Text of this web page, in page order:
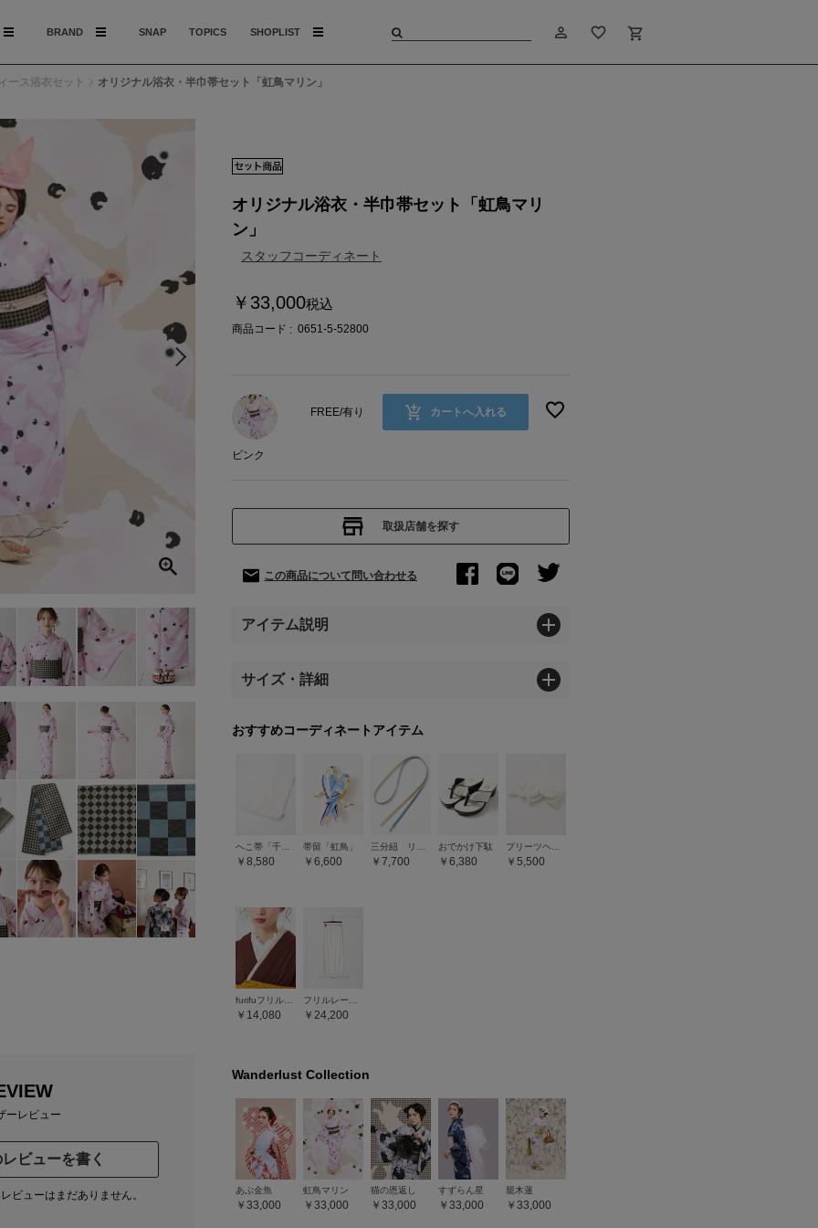
BRAND SNAP TOPICS SHOPLIST person_outline favorite_border shopping_cart
ース浴衣セット オリジナル浴衣・半巾帯セット「虹鳥マリン」
ーレビュー
ビューを書く
ビューはまだありません。
オリジナル浴衣・半巾帯セット「虹鳥マリ
ン」
スタッフコーディネート
￥33,000税込
商品コード 0651-5-52800
ピンク
FREE/有り カートへ入れる
取扱店舗を探す
この商品について問い合わせる
アイテム説明
サイズ・詳細
おすすめコーディネートアイテム
へこ帯「千鳥ヘコ」
8,580
帯留「虹鳥」
6,600 7,700
おでかけ下駄
6,380
プリーツヘッドリボン
5,500
furifuフリルレース半衿
14,080 24,200
Wanderlust Collection
あぶ金魚
33,000
虹鳥マリン
33,000
猫の恩返し
33,000
すずらん星
33,000
籠木蓮
33,000